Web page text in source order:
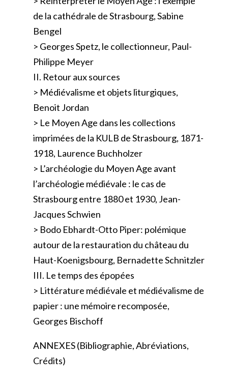
de la cathédrale de Strasbourg, Sabine
Bengel
> Georges Spetz, le collectionneur, Paul-
Philippe Meyer
II. Retour aux sources
> Médiévalisme et objets liturgiques,
Benoit Jordan
> Le Moyen Age dans les collections
imprimées de la KULB de Strasbourg, 1871-
1918, Laurence Buchholzer
> L’archéologie du Moyen Age avant
l’archéologie médiévale : le cas de
Strasbourg entre 1880 et 1930, Jean-
Jacques Schwien
> Bodo Ebhardt-Otto Piper: polémique
autour de la restauration du château du
Haut-Koenigsbourg, Bernadette Schnitzler
III. Le temps des épopées
> Littérature médiévale et médiévalisme de
papier : une mémoire recomposée,
Georges Bischoff
ANNEXES (Bibliographie, Abréviations,
Crédits)